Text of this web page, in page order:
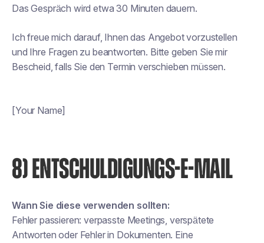
Das Gespräch wird etwa 30 Minuten dauern.
Ich freue mich darauf, Ihnen das Angebot vorzustellen
und Ihre Fragen zu beantworten. Bitte geben Sie mir
Bescheid, falls Sie den Termin verschieben müssen.
[Your Name]
8) ENTSCHULDIGUNGS-E-MAIL
Wann Sie diese verwenden sollten:
Fehler passieren: verpasste Meetings, verspätete
Antworten oder Fehler in Dokumenten. Eine